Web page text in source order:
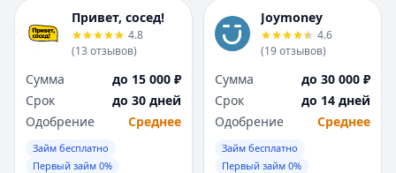
Привет, сосед!
4.8
(13 отзывов)
Сумма
до 15 000 ₽
Срок
до 30 дней
Одобрение
Среднее
Займ бесплатно
Первый займ 0%
Joymoney
4.6
(19отзывов)
Сумма
до 30 000 ₽
Срок
до 14 дней
Одобрение
Среднее
Займ бесплатно
Первый займ 0%